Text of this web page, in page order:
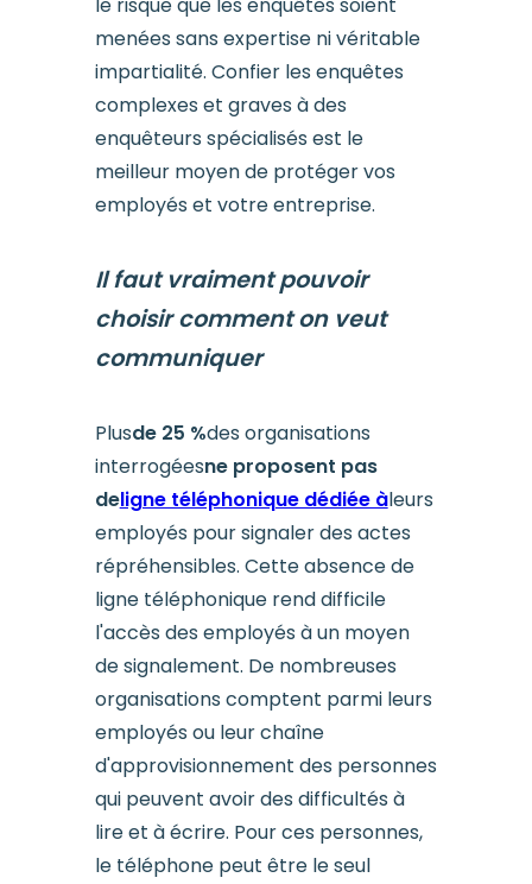
le risque que les enquêtes soient
menées sans expertise ni véritable
impartialité. Confier les enquêtes
complexes et graves à des
enquêteurs spécialisés est le
meilleur moyen de protéger vos
employés et votre entreprise.
Il faut vraiment pouvoir
choisir comment on veut
communiquer
Plusde 25 %des organisations
interrogéesne proposent pas
deligne téléphonique dédiée àleurs
employés pour signaler des actes
répréhensibles. Cette absence de
ligne téléphonique rend difficile
l'accès des employés à un moyen
de signalement. De nombreuses
organisations comptent parmi leurs
employés ou leur chaîne
d'approvisionnement des personnes
qui peuvent avoir des difficultés à
lire et à écrire. Pour ces personnes,
le téléphone peut être le seul